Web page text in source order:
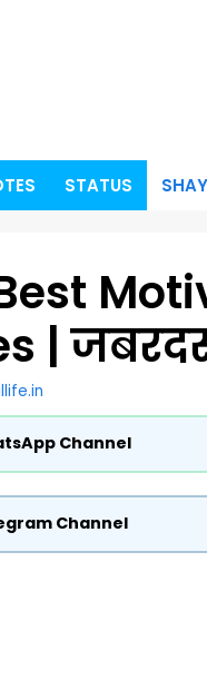
STATUS
|
Channel
Channel